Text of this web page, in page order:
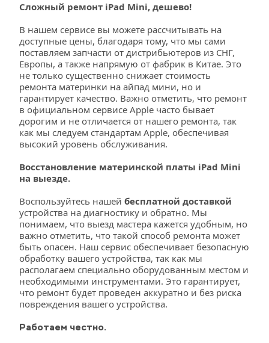
Сложный ремонт iPad Mini, дешево!
В нашем сервисе вы можете рассчитывать на
доступные цены, благодаря тому, что мы сами
поставляем запчасти от дистрибьютеров из СНГ,
Европы, а также напрямую от фабрик в Китае. Это
не только существенно снижает стоимость
ремонта материнки на айпад мини, но и
гарантирует качество. Важно отметить, что ремонт
в официальном сервисе Apple часто бывает
дорогим и не отличается от нашего ремонта, так
как мы следуем стандартам Apple, обеспечивая
высокий уровень обслуживания.
Восстановление материнской платы iPad Mini
на выезде.
Воспользуйтесь нашей бесплатной доставкой
устройства на диагностику и обратно. Мы
понимаем, что выезд мастера кажется удобным, но
важно отметить, что такой способ ремонта может
быть опасен. Наш сервис обеспечивает безопасную
обработку вашего устройства, так как мы
располагаем специально оборудованным местом и
необходимыми инструментами. Это гарантирует,
что ремонт будет проведен аккуратно и без риска
повреждения вашего устройства.
Работаем честно.